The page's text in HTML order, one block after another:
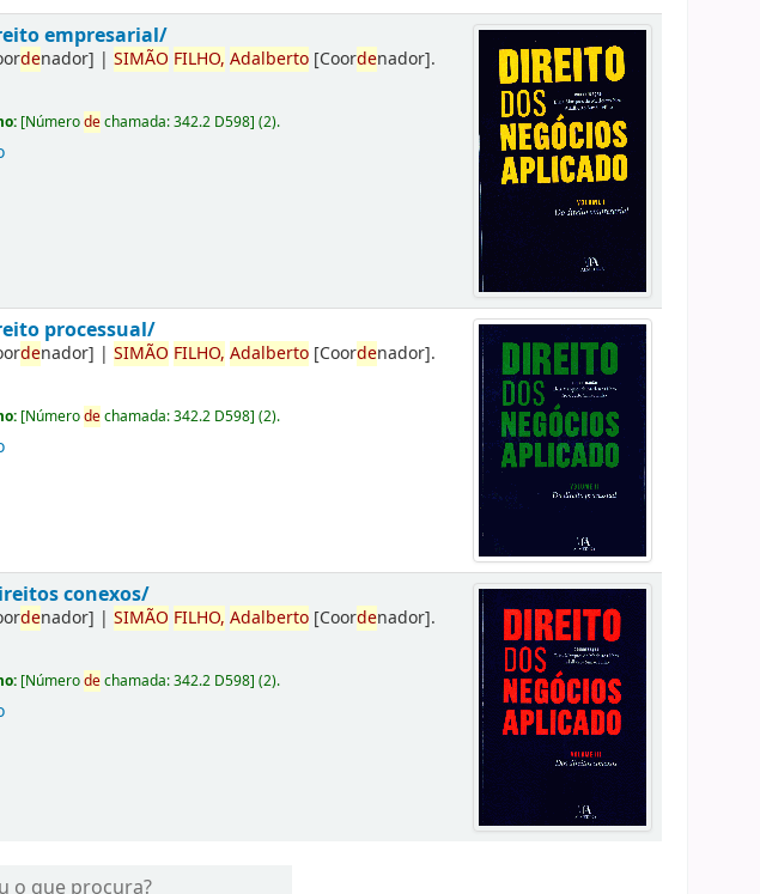
empresarial/
denador] |SIMÃO FILHO, Adalberto [Coordenador].
[Númerodechamada:342.2 D598](2).
processual/
denador] |SIMÃO FILHO, Adalberto [Coordenador].
[Númerodechamada:342.2 D598](2).
conexos/
denador] |SIMÃO FILHO, Adalberto [Coordenador].
[Númerodechamada:342.2 D598](2).